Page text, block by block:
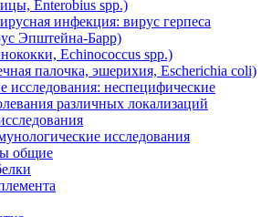
Enterobius spp.)
инфекция: вирус герпеса
Эпштейна-Барр)
Echinococcus spp.)
палочка, эшерихия, Escherichia coli)
исследования: неспецифические
различных локализаций
исследования
общие